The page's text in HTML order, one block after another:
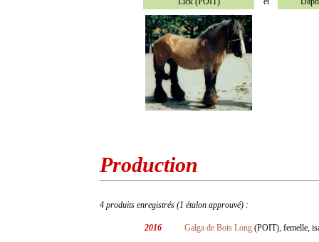
Production
4 produits enregistrés (1 étalon approuvé) :
2016 Galga de Bois Long (POIT), femelle,